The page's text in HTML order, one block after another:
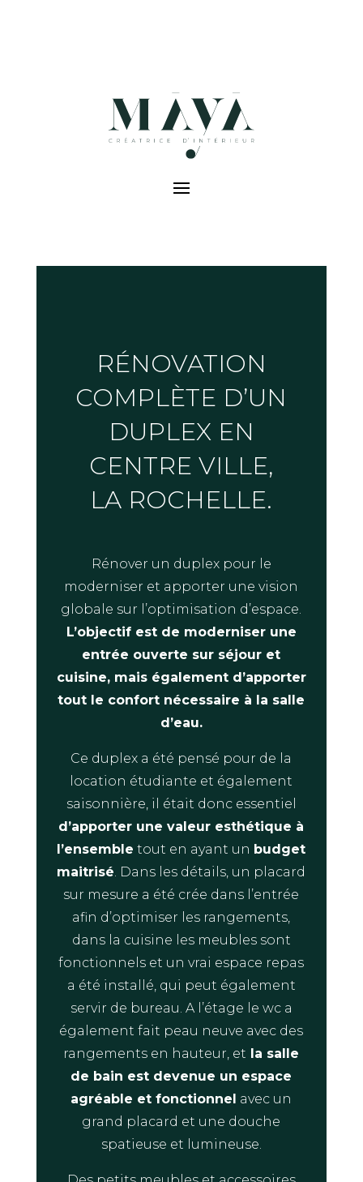
RÉNOVATION
COMPLÈTE D’UN
DUPLEX EN
CENTRE VILLE,
LA ROCHELLE.
Rénover un duplex pour le
moderniser et apporter une vision
globale sur l’optimisation d’espace.
L’objectif est de moderniser une
entrée ouverte sur séjour et
cuisine, mais également d’apporter
tout le confort nécessaire à la salle
d’eau.
Ce duplex a été pensé pour de la
location étudiante et également
saisonnière, il était donc essentiel
d’apporter une valeur esthétique à
l’ensemble tout en ayant un budget
maitrisé. Dans les détails, un placard
sur mesure a été crée dans l’entrée
afin d’optimiser les rangements,
dans la cuisine les meubles sont
fonctionnels et un vrai espace repas
a été installé, qui peut également
servir de bureau. A l’étage le wc a
également fait peau neuve avec des
rangements en hauteur, et la salle
de bain est devenue un espace
agréable et fonctionnel avec un
grand placard et une douche
spatieuse et lumineuse.